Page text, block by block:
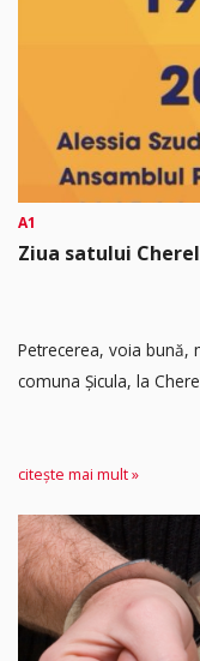
A1
Ziua satului
Petrecerea, voia bună,
comuna Șicula, la
citește mai mult »